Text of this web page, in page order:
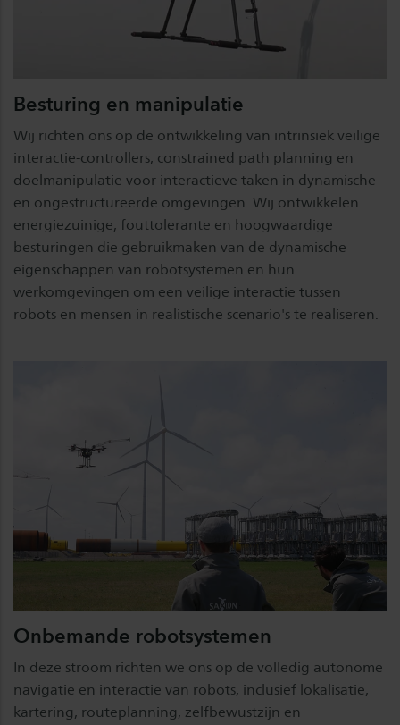
Besturing en manipulatie
Wij richten ons op de ontwikkeling van intrinsiek veilige
interactie-controllers, constrained path planning en
doelmanipulatie voor interactieve taken in dynamische
en ongestructureerde omgevingen. Wij ontwikkelen
energiezuinige, fouttolerante en hoogwaardige
besturingen die gebruikmaken van de dynamische
eigenschappen van robotsystemen en hun
werkomgevingen om een veilige interactie tussen
robots en mensen in realistische scenario's te realiseren.
Onbemande robotsystemen
In deze stroom richten we ons op de volledig autonome
navigatie en interactie van robots, inclusief lokalisatie,
kartering, routeplanning, zelfbewustzijn en